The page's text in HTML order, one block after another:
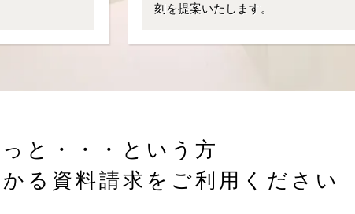
刻を提案いたします。
と・・・という方
る資料請求をご利用ください